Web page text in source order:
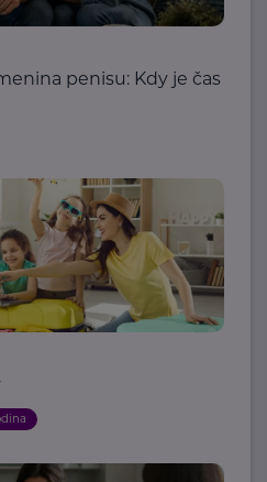
penisu: Kdy je čas